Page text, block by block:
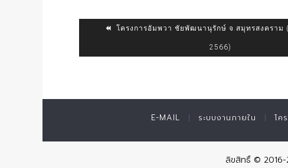
โครงการอัมพวา ชัยพัฒนานุรักษ์ จ.สมุทรสงคราม
2566)
E-MAIL ระบบงานภายใน โค
ลิขสิทธิ์ ©